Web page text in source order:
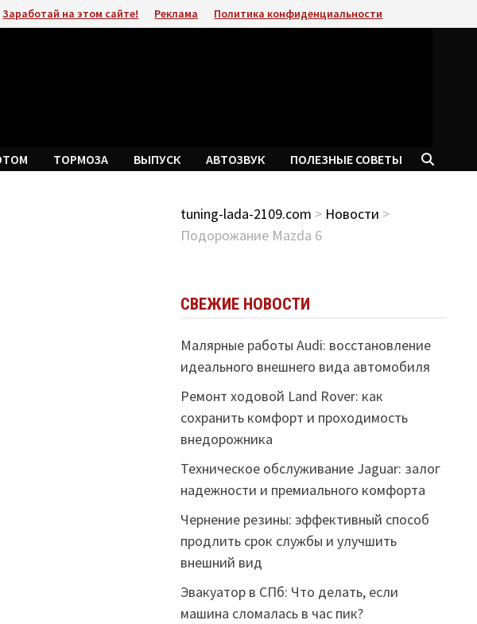
Заработай на этом сайте! Реклама Политика конфиденциальности
ТОРМОЗА ВЫПУСК АВТОЗВУК ПОЛЕЗНЫЕ СОВЕТЫ
tuning-lada-2109.com > Новости >
Подорожание Mazda 6
СВЕЖИЕ НОВОСТИ
Малярные работы Audi: восстановление
идеального внешнего вида автомобиля
Ремонт ходовой Land Rover: как
сохранить комфорт и проходимость
внедорожника
Техническое обслуживание Jaguar: залог
надежности и премиального комфорта
Чернение резины: эффективный способ
продлить срок службы и улучшить
внешний вид
Эвакуатор в СПб: Что делать, если
машина сломалась в час пик?